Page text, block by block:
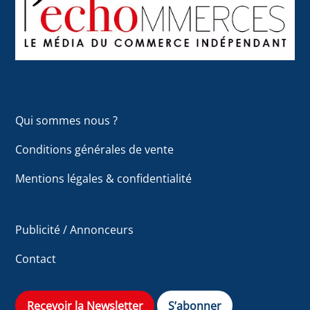
Top
Qui sommes nous ?
Conditions générales de vente
Mentions légales & confidentialité
Publicité / Annonceurs
Contact
Recevoir la Newsletter S’abonner